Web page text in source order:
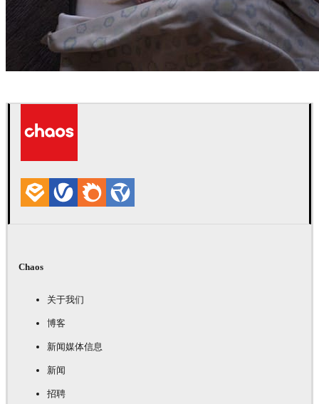
Chaos
关于我们
博客
新闻媒体信息
新闻
招聘